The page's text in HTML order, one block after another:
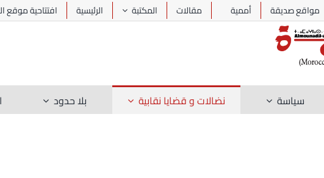
مواقع صديقة أممية مقالات المكتبة الرئيسية افتتاحية موقع
سياسة نضالات و قضايا نقابية بلا حدود